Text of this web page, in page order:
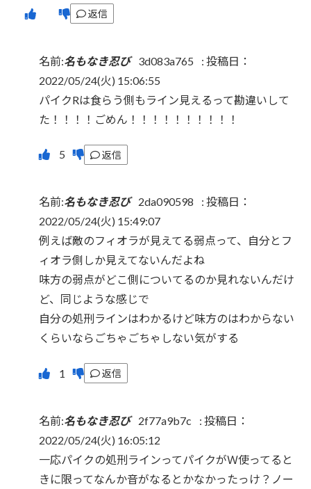
返信
名前:名もなき忍び 3d083a765 : 投稿日：
2022/05/24(火) 15:06:55
パイクRは食らう側もライン見えるって勘違いして
た！！！！ごめん！！！！！！！！！！
返信
名前:名もなき忍び 2da090598 : 投稿日：
2022/05/24(火) 15:49:07
例えば敵のフィオラが見えてる弱点って、自分とフ
ィオラ側しか見えてないんだよね
味方の弱点がどこ側についてるのか見れないんだけ
ど、同じような感じで
自分の処刑ラインはわかるけど味方のはわからない
くらいならごちゃごちゃしない気がする
返信
名前:名もなき忍び 2f77a9b7c : 投稿日：
2022/05/24(火) 16:05:12
一応パイクの処刑ラインってパイクがＷ使ってると
きに限ってなんか音がなるとかなかったっけ？ノー